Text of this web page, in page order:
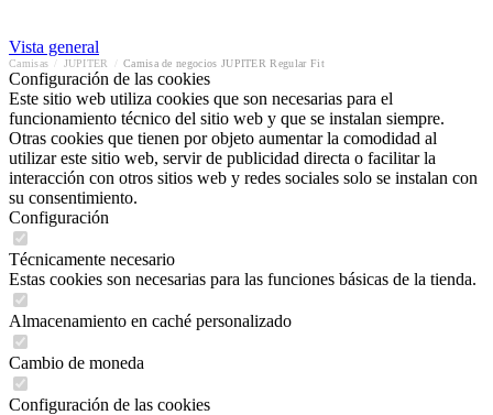
Vista general
Camisas JUPITER Camisa de negocios JUPITER Regular Fit
Configuración de las cookies
Este sitio web utiliza cookies que son necesarias para el
funcionamiento técnico del sitio web y que se instalan siempre.
Otras cookies que tienen por objeto aumentar la comodidad al
utilizar este sitio web, servir de publicidad directa o facilitar la
interacción con otros sitios web y redes sociales solo se instalan con
su consentimiento.
Configuración
Técnicamente necesario
Estas cookies son necesarias para las funciones básicas de la tienda.
Almacenamiento en caché personalizado
Cambio de moneda
Configuración de las cookies